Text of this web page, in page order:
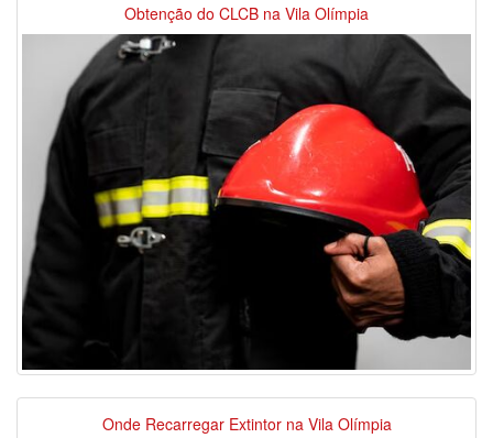
Obtenção do CLCB na Vila Olímpia
Onde Recarregar Extintor na Vila Olímpia